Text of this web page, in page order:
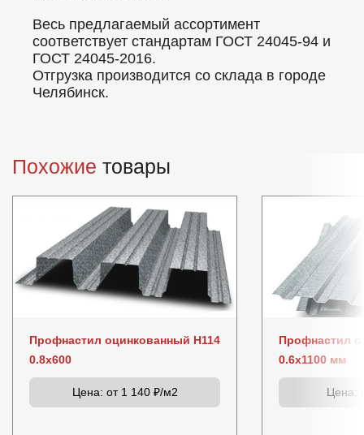
Весь предлагаемый ассортимент
соответствует стандартам ГОСТ 24045-94 и
ГОСТ 24045-2016.
Отгрузка производится со склада в городе
Челябинск.
Похожие товары
Профнастил оцинкованный Н114
0.8x600
Цена: от 1 140 ₽/м2
Профнастил
0.6x1100 мм
Цена: